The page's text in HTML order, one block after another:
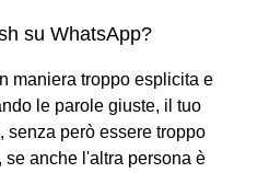
su WhatsApp?
maniera troppo esplicita e
le parole giuste, il tuo
senza però essere troppo
anche l'altra persona è